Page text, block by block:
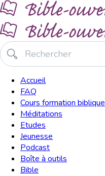
Accueil
FAQ
Cours formation biblique
Méditations
Etudes
Jeunesse
Podcast
Boîte à outils
Bible